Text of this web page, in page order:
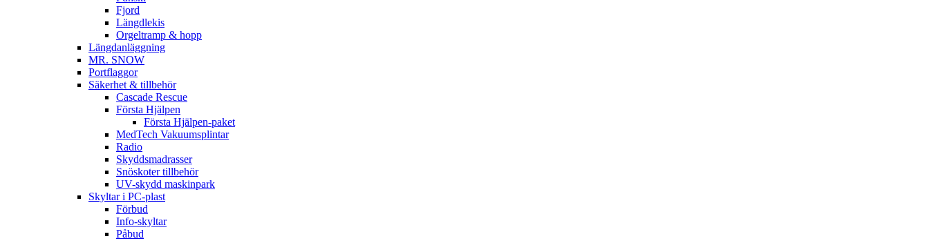
Fjord
Längdlekis
Orgeltramp & hopp
Längdanläggning
MR. SNOW
Portflaggor
Säkerhet & tillbehör
Cascade Rescue
Första Hjälpen
Första Hjälpen-paket
MedTech Vakuumsplintar
Radio
Skyddsmadrasser
Snöskoter tillbehör
UV-skydd maskinpark
Skyltar i PC-plast
Förbud
Info-skyltar
Påbud